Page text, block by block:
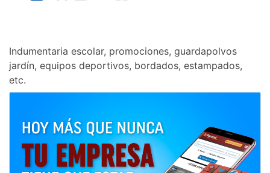
Indumentaria escolar, promociones, guardapolvos
jardín, equipos deportivos, bordados, estampados,
etc.